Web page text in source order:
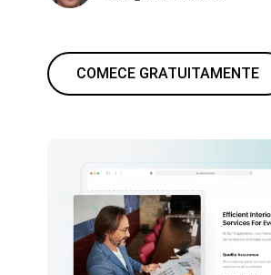
COMECE GRATUITAMENTE